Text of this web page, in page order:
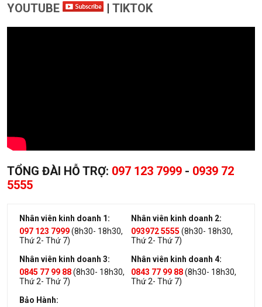
YOUTUBE | TIKTOK
TỔNG ĐÀI HỖ TRỢ: 097 123 7999 - 0939 72
5555
Nhân viên kinh doanh 1:
097 123 7999(8h30- 18h30,
Thứ 2- Thứ 7)
Nhân viên kinh doanh 2:
093972 5555 (8h30- 18h30,
Thứ 2- Thứ 7)
Nhân viên kinh doanh 3:
0845 77 99 88(8h30- 18h30,
Thứ 2- Thứ 7)
Nhân viên kinh doanh 4:
0843 77 99 88(8h30- 18h30,
Thứ 2- Thứ 7)
Bảo Hành: